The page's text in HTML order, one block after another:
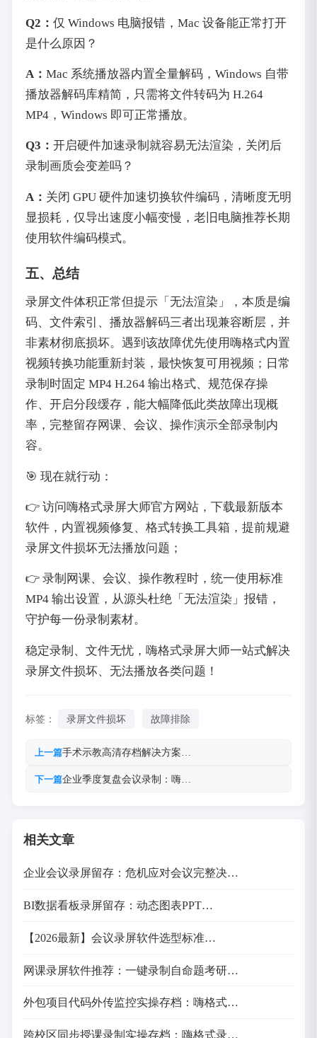
Q2： 仅 Windows 电脑报错，Mac 设备能正常打开
是什么原因？
A： Mac 系统播放器内置全量解码，Windows 自带
播放器解码库精简，只需将文件转码为 H.264
MP4，Windows 即可正常播放。
Q3： 开启硬件加速录制就容易无法渲染，关闭后
录制画质会变差吗？
A： 关闭 GPU 硬件加速切换软件编码，清晰度无明
显损耗，仅导出速度小幅变慢，老旧电脑推荐长期
使用软件编码模式。
五、总结
录屏文件体积正常但提示「无法渲染」，本质是编
码、文件索引、播放器解码三者出现兼容断层，并
非素材彻底损坏。遇到该故障优先使用嗨格式内置
视频转换功能重新封装，最快恢复可用视频；日常
录制时固定 MP4 H.264 输出格式、规范保存操
作、开启分段缓存，能大幅降低此类故障出现概
率，完整留存网课、会议、操作演示全部录制内
容。
🎯 现在就行动：
👉 访问嗨格式录屏大师官方网站，下载最新版本
软件，内置视频修复、格式转换工具箱，提前规避
录屏文件损坏无法播放问题；
👉 录制网课、会议、操作教程时，统一使用标准
MP4 输出设置，从源头杜绝「无法渲染」报错，
守护每一份录制素材。
稳定录制、文件无忧，嗨格式录屏大师一站式解决
录屏文件损坏、无法播放各类问题！
标签： 录屏文件损坏 故障排除
上一篇手术示教高清存档解决方案…
下一篇企业季度复盘会议录制：嗨…
相关文章
企业会议录屏留存：危机应对会议完整决…
BI数据看板录屏留存：动态图表PPT…
【2026最新】会议录屏软件选型标准…
网课录屏软件推荐：一键录制自命题考研…
外包项目代码外传监控实操存档：嗨格式…
跨校区同步授课录制实操存档：嗨格式录…